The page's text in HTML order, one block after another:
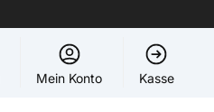
Mein Konto Kasse